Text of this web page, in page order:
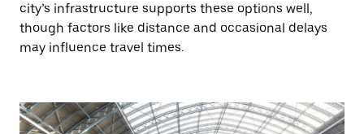
city’s infrastructure supports these options well,
though factors like distance and occasional delays
may influence travel times.